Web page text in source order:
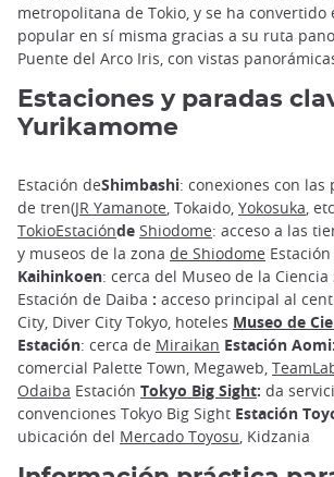
metropolitana de Tokio, y se ha convertido
popular en sí misma gracias a su ruta
Puente del Arco Iris, con vistas
Estaciones y paradas
Yurikamome
Estación deShimbashi: conexiones con
de tren(JR Yamanote, Tokaido, Yokosuka,
TokioEstaciónde Shiodome: acceso a las
y museos de la zona de Shiodome Estación
Kaihinkoen: cerca del Museo de la Ciencia
Estación de Daiba : acceso principal al
City, Diver City Tokyo, hoteles Museo de
Estación: cerca de Miraikan Estación Aomi:
comercial Palette Town, Megaweb,
Odaiba Estación Tokyo Big Sight: da
convenciones Tokyo Big Sight Estación
ubicación del Mercado Toyosu, Kidzania